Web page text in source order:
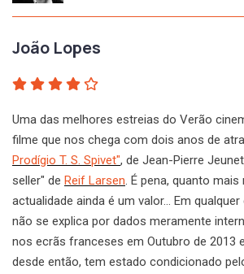
João Lopes
Uma das melhores estreias do Verão
filme que nos chega com dois anos de
Prodígio T. S. Spivet", de Jean-Pierre
seller" de Reif Larsen. É pena, quanto
actualidade ainda é um valor… Em
não se explica por dados meramente
nos ecrãs franceses em Outubro de 2013
desde então, tem estado condicionado